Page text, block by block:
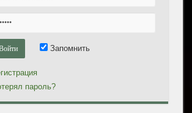
Запомнить
пароль?